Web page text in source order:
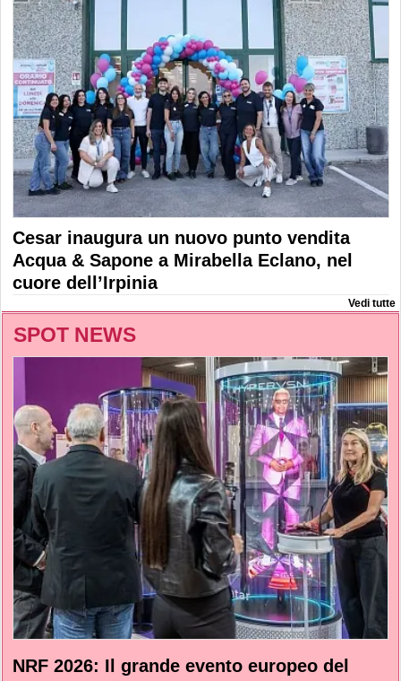
Cesar inaugura un nuovo punto vendita
Acqua & Sapone a Mirabella Eclano, nel
cuore dell’Irpinia
Vedi tutte
SPOT NEWS
NRF 2026: Il grande evento europeo del